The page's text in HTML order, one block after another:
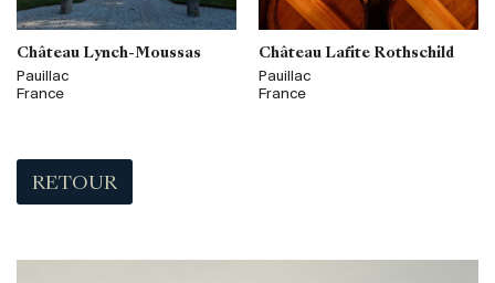
Château Lynch-Moussas
Pauillac
France
Château Lafite Rothschild
Pauillac
France
RETOUR